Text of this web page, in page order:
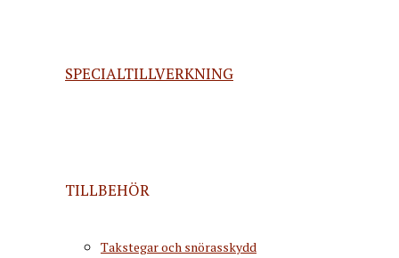
SPECIALTILLVERKNING
TILLBEHÖR
Takstegar och snörasskydd